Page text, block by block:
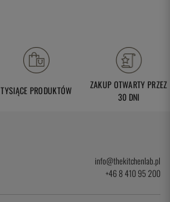
TYSIĄCE PRODUKTÓW
ZAKUP OTWARTY PRZEZ
30 DNI
info@thekitchenlab.pl
+46 8 410 95 200